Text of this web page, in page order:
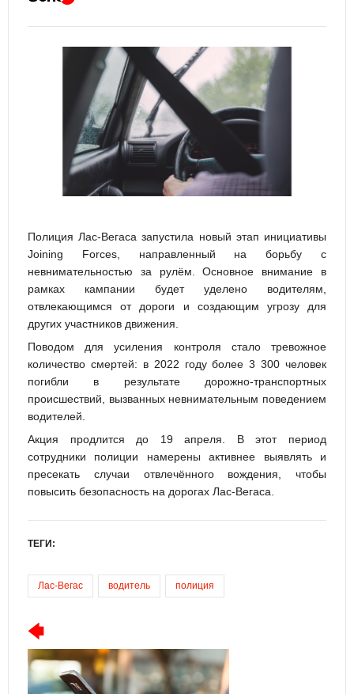
Полиция Лас-Вегаса запустила новый этап инициативы
Joining Forces, направленный на борьбу с
невнимательностью за рулём. Основное внимание в
рамках кампании будет уделено водителям,
отвлекающимся от дороги и создающим угрозу для
других участников движения.
Поводом для усиления контроля стало тревожное
количество смертей: в 2022 году более 3 300 человек
погибли в результате дорожно-транспортных
происшествий, вызванных невнимательным поведением
водителей.
Акция продлится до 19 апреля. В этот период
сотрудники полиции намерены активнее выявлять и
пресекать случаи отвлечённого вождения, чтобы
повысить безопасность на дорогах Лас-Вегаса.
ТЕГИ:
Лас-Вегас водитель полиция